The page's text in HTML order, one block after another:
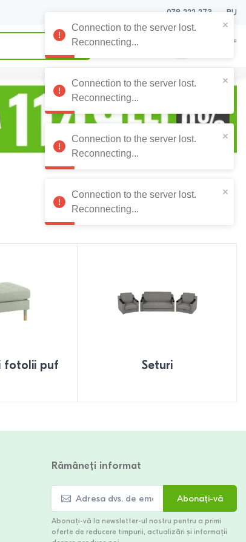
078 222 273 RU
Coșul meu
fotolii puf Seturi
Rămâneți informat
Abonați-vă
Abonați-vă la newsletter-ul nostru pentru a primi
oferte de reducere timpurii, actualizări și informații
Connection to the server lost.
Reconnecting...
Connection to the server lost.
Reconnecting...
Connection to the server lost.
Reconnecting...
Connection to the server lost.
Reconnecting...